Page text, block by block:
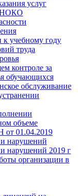
услуг
НОКО
к учебному году
труда
контроле за
обучающихся
обслуживание
объеме
01.04.2019
нарушений
нарушений 2019 г
организации в